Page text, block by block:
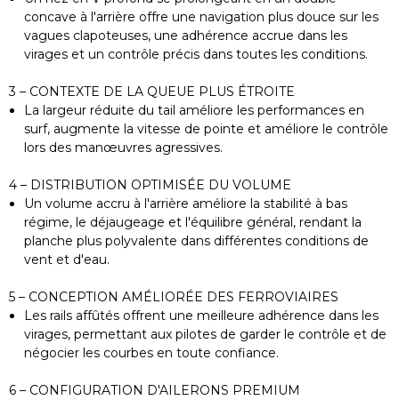
concave à l'arrière offre une navigation plus douce sur les
vagues clapoteuses, une adhérence accrue dans les
virages et un contrôle précis dans toutes les conditions.
3 – CONTEXTE DE LA QUEUE PLUS ÉTROITE
La largeur réduite du tail améliore les performances en
surf, augmente la vitesse de pointe et améliore le contrôle
lors des manœuvres agressives.
4 – DISTRIBUTION OPTIMISÉE DU VOLUME
Un volume accru à l'arrière améliore la stabilité à bas
régime, le déjaugeage et l'équilibre général, rendant la
planche plus polyvalente dans différentes conditions de
vent et d'eau.
5 – CONCEPTION AMÉLIORÉE DES FERROVIAIRES
Les rails affûtés offrent une meilleure adhérence dans les
virages, permettant aux pilotes de garder le contrôle et de
négocier les courbes en toute confiance.
6 – CONFIGURATION D'AILERONS PREMIUM